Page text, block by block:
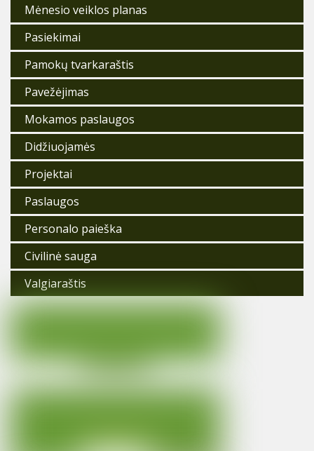
Mėnesio veiklos planas
Pasiekimai
Pamokų tvarkaraštis
Pavežėjimas
Mokamos paslaugos
Didžiuojamės
Projektai
Paslaugos
Personalo paieška
Civilinė sauga
Valgiaraštis